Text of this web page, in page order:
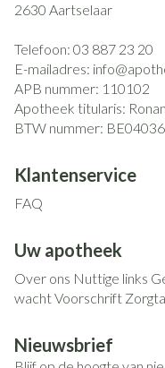
2630 Aartselaar
Telefoon: 03 887 23 20
E-mailadres: info@
APB nummer: 110102
Apotheek titularis:
BTW nummer:
Klantenservice
FAQ
Uw apotheek
Over ons Nuttige links
wachtVoorschrift
Nieuwsbrief